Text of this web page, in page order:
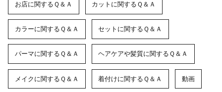
お店に関するＱ＆Ａ カットに関するＱ＆Ａ
カラーに関するＱ＆Ａ セットに関するＱ＆Ａ
パーマに関するＱ＆Ａ ヘアケアや髪質に関するＱ＆Ａ
メイクに関するＱ＆Ａ 着付けに関するＱ＆Ａ 動画